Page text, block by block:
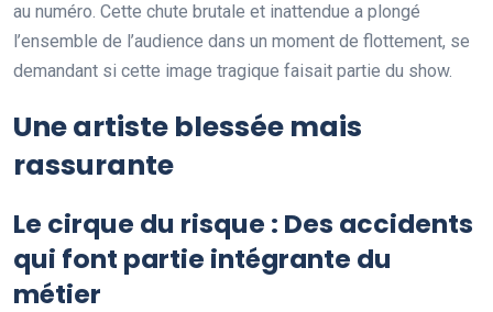
au numéro. Cette chute brutale et inattendue a plongé
l’ensemble de l’audience dans un moment de flottement, se
demandant si cette image tragique faisait partie du show.
Une artiste blessée mais
rassurante
Le cirque du risque : Des accidents
qui font partie intégrante du
métier